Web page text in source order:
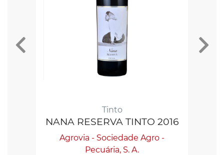
Tinto
NANA RESERVA TINTO 2016
Agrovia - Sociedade Agro -
Pecuária, S. A.